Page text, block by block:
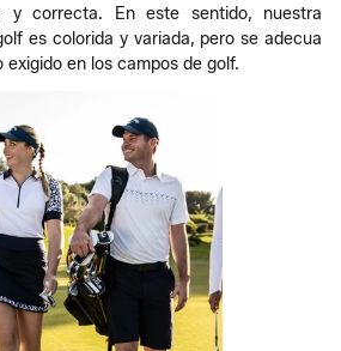
y correcta. En este sentido, nuestra
es colorida y variada, pero se adecua
en los campos de golf.